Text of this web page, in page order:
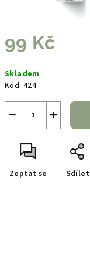
99 Kč
cena:
Skladem
Kód: 424
+
−
Zeptat se Sdílet